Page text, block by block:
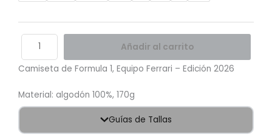
Añadir al carrito
Camiseta de Formula 1, Equipo Ferrari – Edición 2026
Material: algodón 100%, 170g
Guías de Tallas